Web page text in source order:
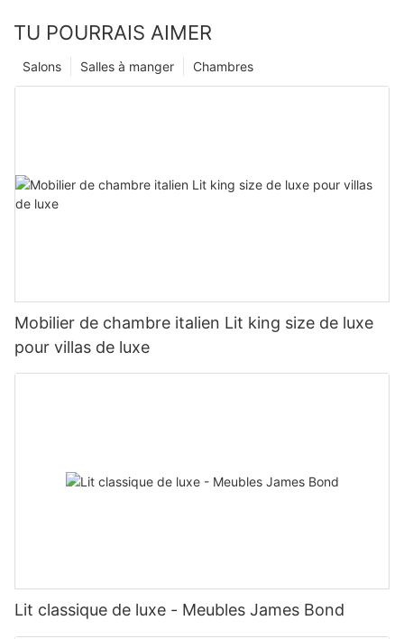
TU POURRAIS AIMER
Chambres
Salles à manger
Salons
Mobilier de chambre italien Lit king size de luxe
pour villas de luxe
Lit classique de luxe - Meubles James Bond